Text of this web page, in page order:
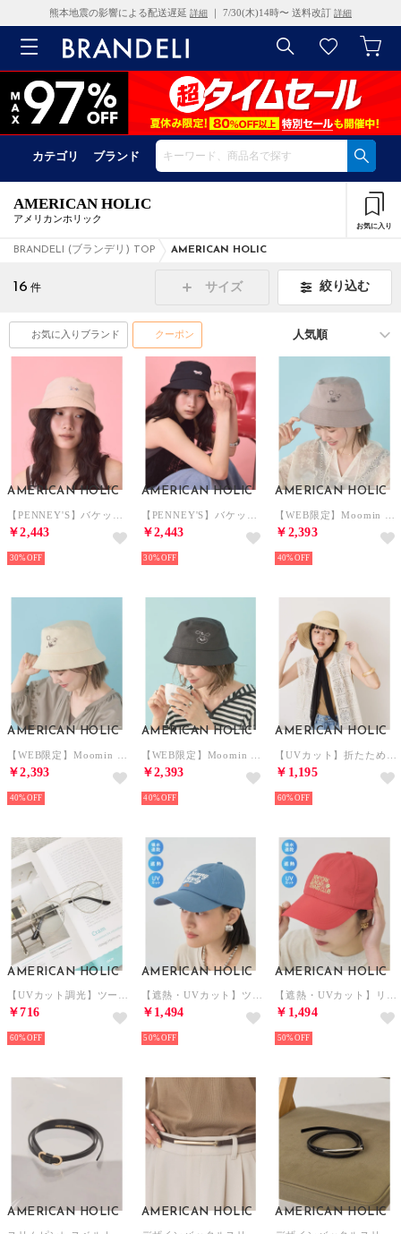
熊本地震の影響による配送遅延 詳細 ｜ 7/30(木)14時〜 送料改訂 詳細
カテゴリ ブランド
AMERICAN HOLIC
アメリカンホリック
お気に入り
BRANDELI (ブランデリ) TOP AMERICAN HOLIC
16 件 サイズ 絞り込む
お気に入りブランド クーポン
AMERICAN HOLIC
￥2,443
30%
AMERICAN HOLIC
￥2,443
30%
AMERICAN HOLIC
￥2,393
40%
AMERICAN HOLIC
￥2,393
40%
AMERICAN HOLIC
￥2,393
40%
AMERICAN HOLIC
￥1,195
60%
AMERICAN HOLIC
￥716
60%
AMERICAN HOLIC
￥1,494
50%
AMERICAN HOLIC
￥1,494
50%
AMERICAN HOLIC AMERICAN HOLIC AMERICAN HOLIC